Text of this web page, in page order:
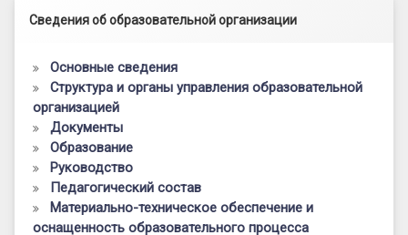
Левый сайдбар
Сведения об образовательной организации
Основные сведения
Структура и органы управления образовательной
организацией
Документы
Образование
Руководство
Педагогический состав
Материально-техническое обеспечение и
оснащенность образовательного процесса